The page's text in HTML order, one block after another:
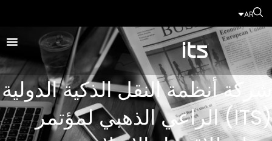
AR
شركة أنظمة النقل الذكية الدولية
(ITS) الراعي الذهبي لمؤتمر